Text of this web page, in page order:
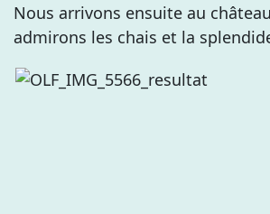
Nous arrivons ensuite au
admirons les chais et la